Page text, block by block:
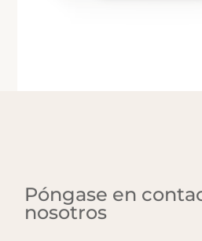
Póngase en
nosotros